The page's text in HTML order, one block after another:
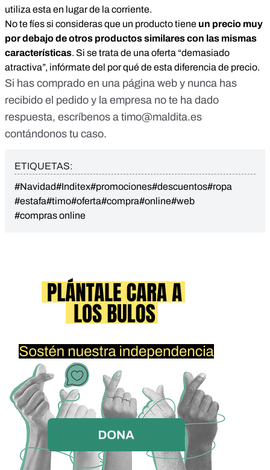
utiliza esta en lugar de la corriente.
No te fíes si consideras que un producto tiene un precio muy
por debajo de otros productos similares con las mismas
características. Si se trata de una oferta “demasiado
atractiva”, infórmate del por qué de esta diferencia de precio.
Si has comprado en una página web y nunca has
recibido el pedido y la empresa no te ha dado
respuesta, escríbenos a timo@maldita.es
contándonos tu caso.
ETIQUETAS:
#Navidad#Inditex#promociones#descuentos#ropa
#estafa#timo#oferta#compra#online#web
#compras online